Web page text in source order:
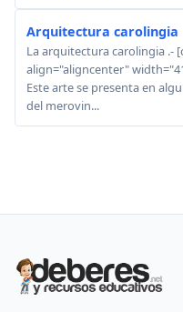
Arquitectura carolingia
La arquitectura carolingia .-
align="aligncenter"
Este arte se presenta en
del merovin...